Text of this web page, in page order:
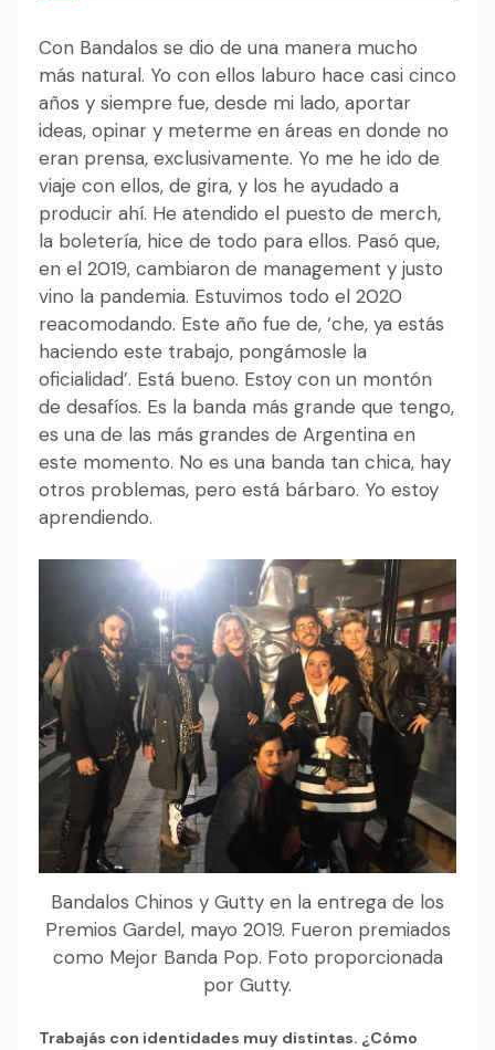
Con Bandalos se dio de una manera mucho
más natural. Yo con ellos laburo hace casi cinco
años y siempre fue, desde mi lado, aportar
ideas, opinar y meterme en áreas en donde no
eran prensa, exclusivamente. Yo me he ido de
viaje con ellos, de gira, y los he ayudado a
producir ahí. He atendido el puesto de merch,
la boletería, hice de todo para ellos. Pasó que,
en el 2019, cambiaron de management y justo
vino la pandemia. Estuvimos todo el 2020
reacomodando. Este año fue de, ‘che, ya estás
haciendo este trabajo, pongámosle la
oficialidad’. Está bueno. Estoy con un montón
de desafíos. Es la banda más grande que tengo,
es una de las más grandes de Argentina en
este momento. No es una banda tan chica, hay
otros problemas, pero está bárbaro. Yo estoy
aprendiendo.
Bandalos Chinos y Gutty en la entrega de los
Premios Gardel, mayo 2019. Fueron premiados
como Mejor Banda Pop. Foto proporcionada
por Gutty.
Trabajás con identidades muy distintas. ¿Cómo